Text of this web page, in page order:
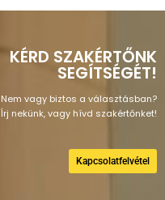
KÉRD SZAKÉRTŐNK
SEGÍTSÉGÉT!
Nem vagy biztos a választásban?
Írj nekünk, vagy hívd szakértőnket!
Kapcsolatfelvétel